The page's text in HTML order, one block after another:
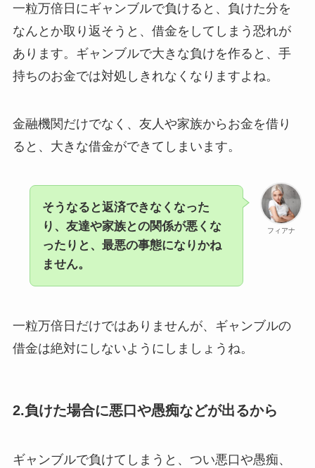
一粒万倍日にギャンブルで負けると、負けた分を
なんとか取り返そうと、借金をしてしまう恐れが
あります。ギャンブルで大きな負けを作ると、手
持ちのお金では対処しきれなくなりますよね。
金融機関だけでなく、友人や家族からお金を借り
ると、大きな借金ができてしまいます。
フィアナ
そうなると返済できなくなった
り、友達や家族との関係が悪くな
ったりと、最悪の事態になりかね
ません。
一粒万倍日だけではありませんが、ギャンブルの
借金は絶対にしないようにしましょうね。
2.負けた場合に悪口や愚痴などが出るから
ギャンブルで負けてしまうと、つい悪口や愚痴、